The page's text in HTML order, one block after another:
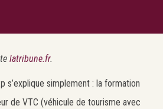
latribune.fr.
s’explique simplement : la formation
de VTC (véhicule de tourisme avec